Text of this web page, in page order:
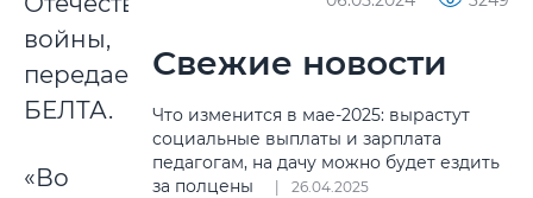
войны,
передает
БЕЛТА.
«Во
Свежие новости
Что изменится в мае-2025: вырастут
социальные выплаты и зарплата
педагогам, на дачу можно будет ездить
за полцены
26.04.2025